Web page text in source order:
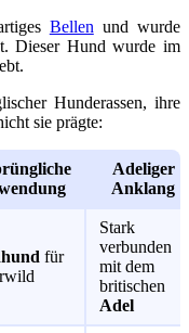
Bellen und wurde
Dieser Hund wurde im
Hunderassen, ihre
sie prägte:
Adeliger
Anklang
für
Stark
verbunden
mit dem
britischen
Adel